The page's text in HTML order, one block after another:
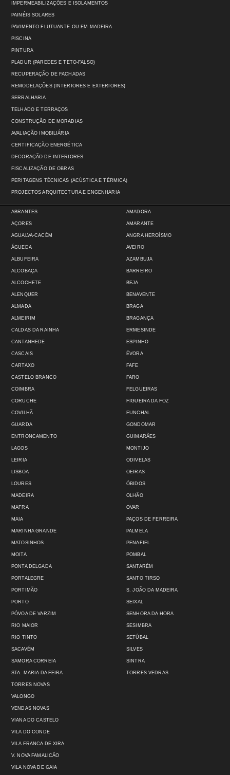
IMPERMEABILIZAÇÕES E ISOLAMENTOS
PAINÉIS SOLARES
PAVIMENTO FLUTUANTE OU EM MADEIRA
PISCINA
PINTURA
PLADUR (PAREDES E TETO-FALSO)
RECUPERAÇÃO DE FACHADAS
REMODELAÇÕES (INTERIORES E EXTERIORES)
SERRALHARIA
TELHADO E TERRAÇOS
CONSTRUÇÃO DE MORADIAS
AVALIAÇÃO IMOBILIÁRIA
CERTIFICAÇÃO ENERGÉTICA
DECORAÇÃO DE INTERIORES
FISCALIZAÇÃO DE OBRAS
PERITAGENS TÉCNICAS (ACÚSTICA E TÉRMICA)
PROJECTOS ARQUITECTURA E ENGENHARIA
ABRANTES
AÇORES
AGUALVA-CACÉM
ÁGUEDA
ALBUFEIRA
ALCOBAÇA
ALCOCHETE
ALENQUER
ALMADA
ALMEIRIM
AMADORA
AMARANTE
ANGRA HEROÍSMO
AVEIRO
AZAMBUJA
BARREIRO
BEJA
BENAVENTE
BRAGA
BRAGANÇA
CALDAS DA RAINHA
CANTANHEDE
CASCAIS
CARTAXO
CASTELO BRANCO
COIMBRA
CORUCHE
COVILHÃ
GUARDA
ENTRONCAMENTO
ERMESINDE
ESPINHO
ÉVORA
FAFE
FARO
FELGUEIRAS
FIGUEIRA DA FOZ
FUNCHAL
GONDOMAR
GUIMARÃES
LAGOS
LEIRIA
LISBOA
LOURES
MADEIRA
MAFRA
MAIA
MARINHA GRANDE
MATOSINHOS
MOITA
MONTIJO
ODIVELAS
OEIRAS
ÓBIDOS
OLHÃO
OVAR
PAÇOS DE FERREIRA
PALMELA
PENAFIEL
POMBAL
PONTA DELGADA
PORTALEGRE
PORTIMÃO
PORTO
PÓVOA DE VARZIM
RIO MAIOR
RIO TINTO
SACAVÉM
SAMORA CORREIA
STA. MARIA DA FEIRA
SANTARÉM
SANTO TIRSO
S. JOÃO DA MADEIRA
SEIXAL
SENHORA DA HORA
SESIMBRA
SETÚBAL
SILVES
SINTRA
TORRES VEDRAS
TORRES NOVAS
VALONGO
VENDAS NOVAS
VIANA DO CASTELO
VILA DO CONDE
VILA FRANCA DE XIRA
V. NOVA FAMALICÃO
VILA NOVA DE GAIA